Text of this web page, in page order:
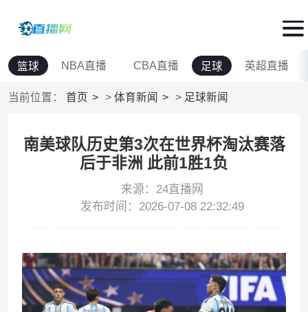
篮球 NBA直播 CBA直播 足球 英超直播
当前位置： 首页 > 体育新闻 > 足球新闻
南美球队历史第3次在世界杯淘汰赛落
后于非洲 此前1胜1负
来源：24直播网
发布时间：2026-07-08 22:32:49